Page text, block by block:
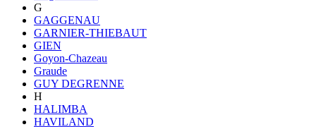
G
GAGGENAU
GARNIER-THIEBAUT
GIEN
Goyon-Chazeau
Graude
GUY DEGRENNE
H
HALIMBA
HAVILAND